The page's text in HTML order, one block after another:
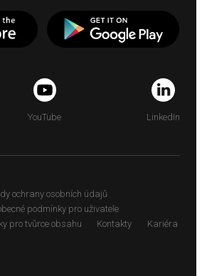
YouTube LinkedIn
ochrany osobních údajů
podmínky pro uživatele
pro tvůrce obsahu
Kontakty Kariéra